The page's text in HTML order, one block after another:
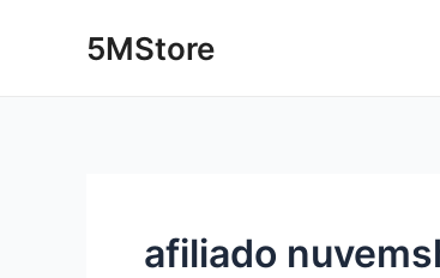
5MStore
afiliado
navigation